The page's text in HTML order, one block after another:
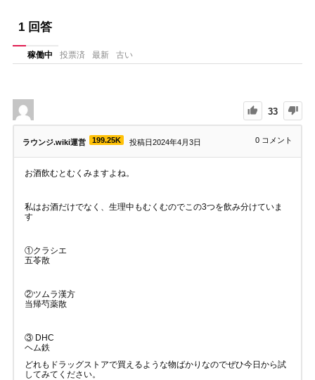
1 回答
稼働中 投票済 最新 古い
33
ラウンジ.wiki運営 199.25K 投稿日2024年4月3日 0 コメント
お酒飲むとむくみますよね。
私はお酒だけでなく、生理中もむくむのでこの3つを飲み分けていま
す
①クラシエ
五苓散
②ツムラ漢方
当帰芍薬散
③ DHC
ヘム鉄
どれもドラッグストアで買えるような物ばかりなのでぜひ今日から試
してみてください。